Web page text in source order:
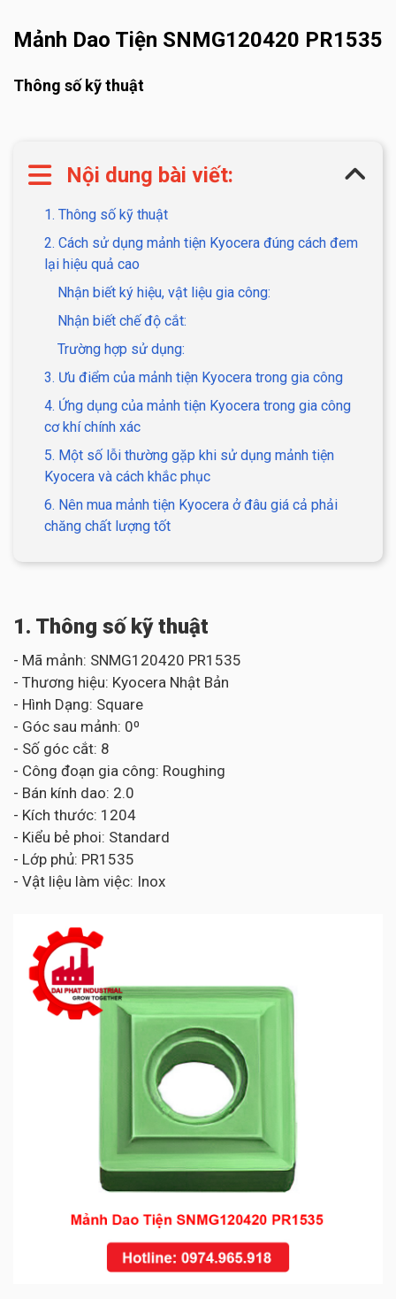
Mảnh Dao Tiện SNMG120420 PR1535
Thông số kỹ thuật
Nội dung bài viết:
1. Thông số kỹ thuật
2. Cách sử dụng mảnh tiện Kyocera đúng cách đem
lại hiệu quả cao
Nhận biết ký hiệu, vật liệu gia công:
Nhận biết chế độ cắt:
Trường hợp sử dụng:
3. Ưu điểm của mảnh tiện Kyocera trong gia công
4. Ứng dụng của mảnh tiện Kyocera trong gia công
cơ khí chính xác
5. Một số lỗi thường gặp khi sử dụng mảnh tiện
Kyocera và cách khắc phục
6. Nên mua mảnh tiện Kyocera ở đâu giá cả phải
chăng chất lượng tốt
1. Thông số kỹ thuật
- Mã mảnh: SNMG120420 PR1535
- Thương hiệu: Kyocera Nhật Bản
- Hình Dạng: Square
- Góc sau mảnh: 0⁰
- Số góc cắt: 8
- Công đoạn gia công: Roughing
- Bán kính dao: 2.0
- Kích thước: 1204
- Kiểu bẻ phoi: Standard
- Lớp phủ: PR1535
- Vật liệu làm việc: Inox